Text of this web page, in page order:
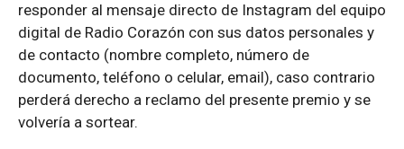
responder al mensaje directo de Instagram del equipo
digital de Radio Corazón con sus datos personales y
de contacto (nombre completo, número de
documento, teléfono o celular, email), caso contrario
perderá derecho a reclamo del presente premio y se
volvería a sortear.